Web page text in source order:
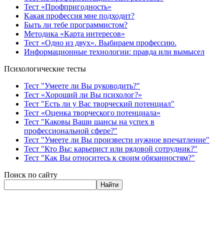
Тест «Профпригодность»
Какая профессия мне подходит?
Быть ли тебе программистом?
Методика «Карта интересов»
Тест «Одно из двух». Выбираем профессию.
Информационные технологии: правда или вымысел
Психологические тесты
Тест "Умеете ли Вы руководить?"
Тест «Хороший ли Вы психолог?»
Тест "Есть ли у Вас творческий потенциал"
Тест «Оценка творческого потенциала»
Тест "Каковы Ваши шансы на успех в
профессиональной сфере?"
Тест "Умеете ли Вы произвести нужное впечатление"
Тест "Кто Вы: карьерист или рядовой сотрудник?"
Тест "Как Вы относитесь к своим обязанностям?"
Поиск по сайту
Найти